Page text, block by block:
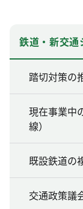
鉄道・新交通
踏切対策の
現在事業中
線）
既設鉄道の
交通政策議